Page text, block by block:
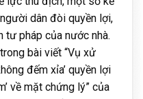
dân đòi quyền lợi,
tư pháp của nước nhà.
bài viết “Vụ xử
đếm xỉa’ quyền lợi
về mặt chứng lý” của